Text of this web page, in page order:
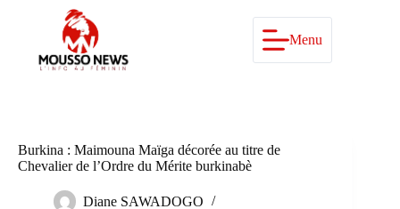
Menu
Burkina : Maimouna Maïga décorée au titre de
Chevalier de l’Ordre du Mérite burkinabè
Diane SAWADOGO